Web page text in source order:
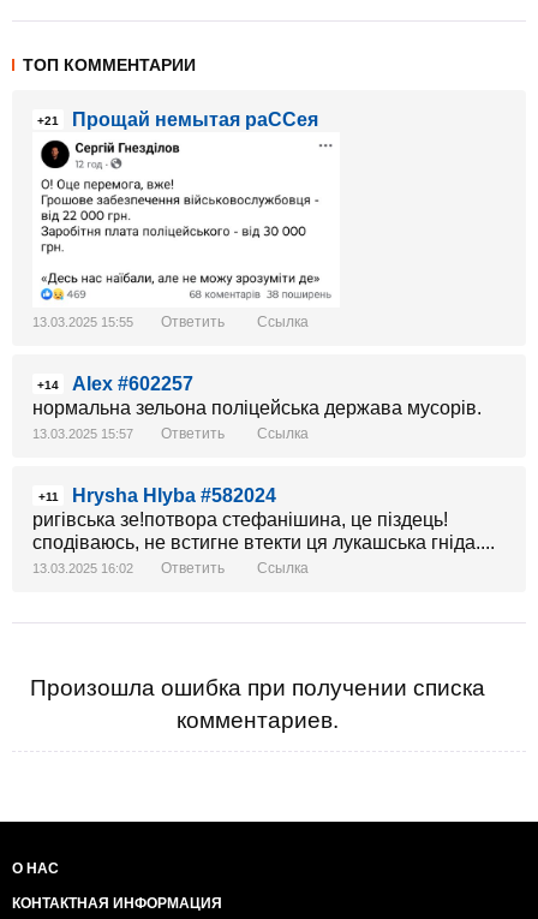
ТОП КОММЕНТАРИИ
+21 Прощай немытая раССея
13.03.2025 15:55 Ответить Ссылка
+14
Alex #602257
нормальна зельона поліцейська держава мусорів.
13.03.2025 15:57 Ответить Ссылка
+11
Hrysha Hlyba #582024
ригівська зе!потвора стефанішина, це піздець!
сподіваюсь, не встигне втекти ця лукашська гніда....
13.03.2025 16:02 Ответить Ссылка
Произошла ошибка при получении списка
комментариев.
О НАС
КОНТАКТНАЯ ИНФОРМАЦИЯ